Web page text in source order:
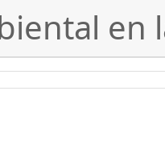
en